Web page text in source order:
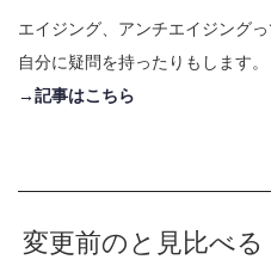
エイジング、アンチエイジング
自分に疑問を持ったりもします。
→記事はこちら
変更前のと見比べる